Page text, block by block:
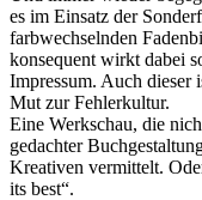
es im Einsatz der
farbwechselnden
konsequent wirkt dabei
Impressum. Auch dieser
Mut zur Fehlerkultur.
Eine Werkschau, die
gedachter
Kreativen vermittelt.
its best“.